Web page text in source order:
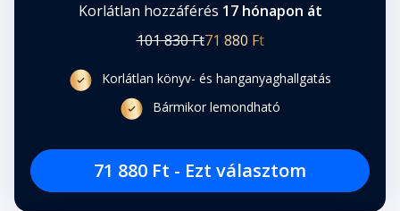
Korlátlan hozzáférés 17 hónapon át
101 830 Ft71 880 Ft
Korlátlan könyv- és hanganyaghallgatás
Bármikor lemondható
71 880 Ft - Ezt választom